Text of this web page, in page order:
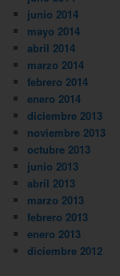
junio 2014
mayo 2014
abril 2014
marzo 2014
febrero 2014
enero 2014
diciembre 2013
noviembre 2013
octubre 2013
junio 2013
abril 2013
marzo 2013
febrero 2013
enero 2013
diciembre 2012